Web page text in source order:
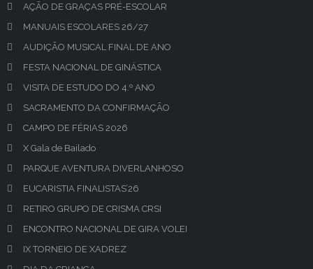
AÇÃO DE GRAÇAS PRÉ-ESCOLAR
MANUAIS ESCOLARES 26/27
AUDIÇÃO MUSICAL FINAL DE ANO
FESTA NACIONAL DE GINÁSTICA
VISITA DE ESTUDO DO 4.º ANO
SACRAMENTO DA CONFIRMAÇÃO
CAMPO DE FÉRIAS 2026
X Gala de Bailado
PARQUE AVENTURA DIVERLANHOSO
EUCARISTIA FINALISTAS’26
RETIRO GRUPO DE CRISMA CRSI
ENCONTRO NACIONAL DE GIRA VOLEI
IX TORNEIO DE XADREZ